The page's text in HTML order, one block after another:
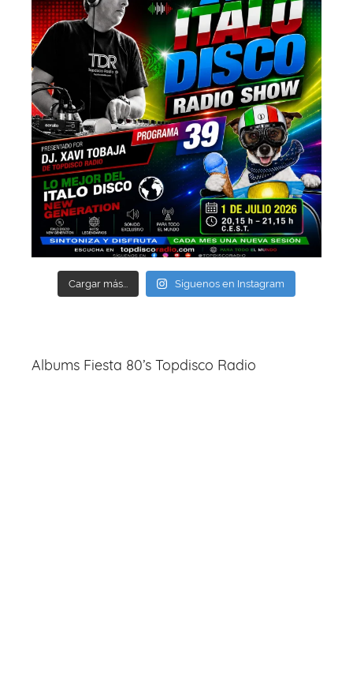
Cargar más... Síguenos en Instagram
Albums Fiesta 80’s Topdisco Radio